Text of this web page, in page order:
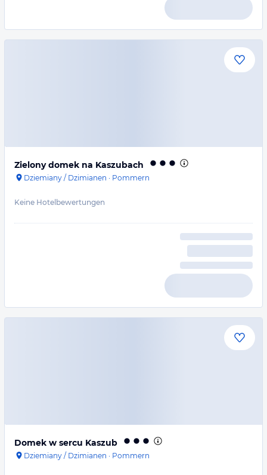
Zielony domek na Kaszubach
Dziemiany / Dzimianen · Pommern
Keine Hotelbewertungen
Domek w sercu Kaszub
Dziemiany / Dzimianen · Pommern